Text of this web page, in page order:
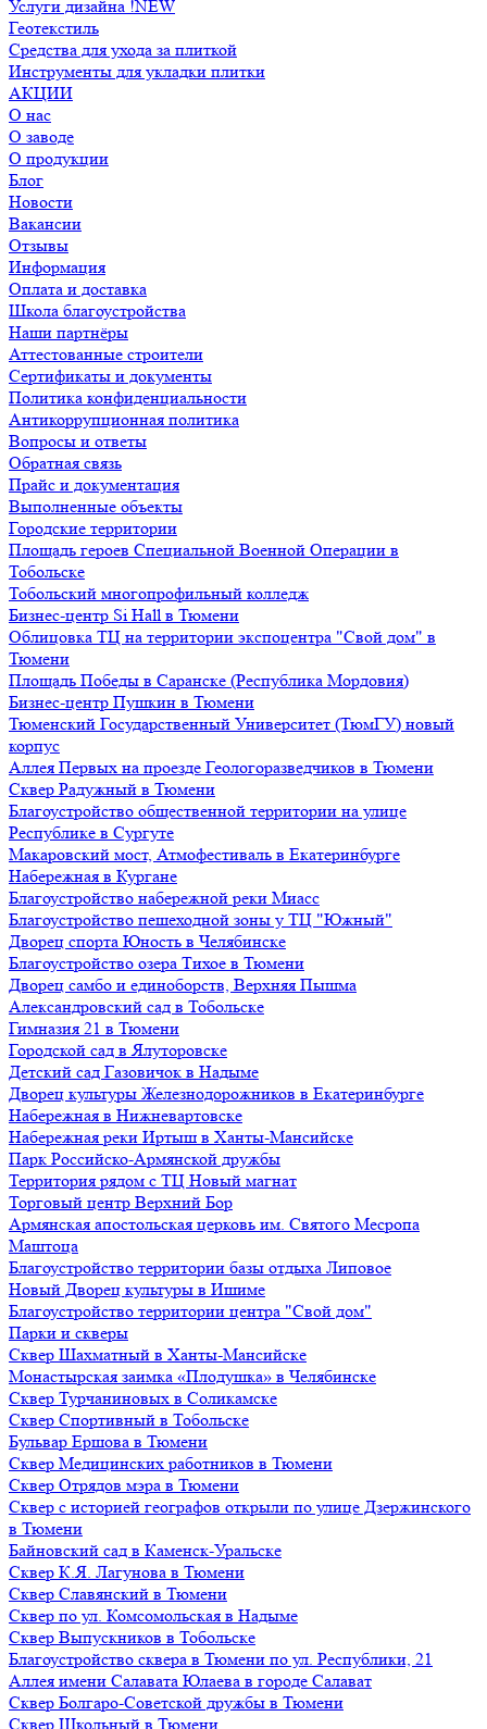
Услуги дизайна !NEW
Геотекстиль
Средства для ухода за плиткой
Инструменты для укладки плитки
АКЦИИ
О нас
О заводе
О продукции
Блог
Новости
Вакансии
Отзывы
Информация
Оплата и доставка
Школа благоустройства
Наши партнёры
Аттестованные строители
Сертификаты и документы
Политика конфиденциальности
Антикоррупционная политика
Вопросы и ответы
Обратная связь
Прайс и документация
Выполненные объекты
Городские территории
Площадь героев Специальной Военной Операции в
Тобольске
Тобольский многопрофильный колледж
Бизнес-центр Si Hall в Тюмени
Облицовка ТЦ на территории экспоцентра "Свой дом" в
Тюмени
Площадь Победы в Саранске (Республика Мордовия)
Бизнес-центр Пушкин в Тюмени
Тюменский Государственный Университет (ТюмГУ) новый
корпус
Аллея Первых на проезде Геологоразведчиков в Тюмени
Сквер Радужный в Тюмени
Благоустройство общественной территории на улице
Республике в Сургуте
Макаровский мост, Атмофестиваль в Екатеринбурге
Набережная в Кургане
Благоустройство набережной реки Миасс
Благоустройство пешеходной зоны у ТЦ "Южный"
Дворец спорта Юность в Челябинске
Благоустройство озера Тихое в Тюмени
Дворец самбо и единоборств, Верхняя Пышма
Александровский сад в Тобольске
Гимназия 21 в Тюмени
Городской сад в Ялуторовске
Детский сад Газовичок в Надыме
Дворец культуры Железнодорожников в Екатеринбурге
Набережная в Нижневартовске
Набережная реки Иртыш в Ханты-Мансийске
Парк Российско-Армянской дружбы
Территория рядом с ТЦ Новый магнат
Торговый центр Верхний Бор
Армянская апостольская церковь им. Святого Месропа
Маштоца
Благоустройство территории базы отдыха Липовое
Нoвый Двoрeц культуры в Ишимe
Благоустройство территории центра "Свой дом"
Парки и скверы
Сквер Шахматный в Ханты-Мансийске
Монастырская заимка «Плодушка» в Челябинске
Сквер Турчаниновых в Соликамске
Сквер Спортивный в Тобольске
Бульвар Ершова в Тюмени
Сквер Медицинских работников в Тюмени
Сквер Отрядов мэра в Тюмени
Сквер с историей географов открыли по улице Дзержинского
в Тюмени
Байновский сад в Каменск-Уральске
Сквер К.Я. Лагунова в Тюмени
Сквер Славянский в Тюмени
Сквер по ул. Комсомольская в Надыме
Сквер Выпускников в Тобольске
Благоустройство сквера в Тюмени по ул. Республики, 21
Аллея имени Салавата Юлаева в городе Салават
Сквер Болгаро-Советской дружбы в Тюмени
Сквер Школьный в Тюмени